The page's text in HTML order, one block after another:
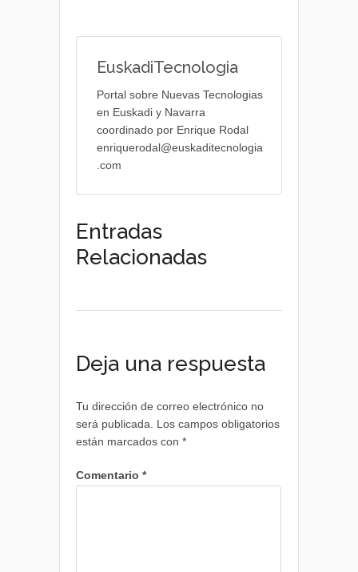
EuskadiTecnologia
Portal sobre Nuevas Tecnologias
en Euskadi y Navarra
coordinado por Enrique Rodal
enriquerodal@euskaditecnologia
.com
Entradas
Relacionadas
Deja una respuesta
Tu dirección de correo electrónico no
será publicada.
Los campos obligatorios
están marcados con *
Comentario *